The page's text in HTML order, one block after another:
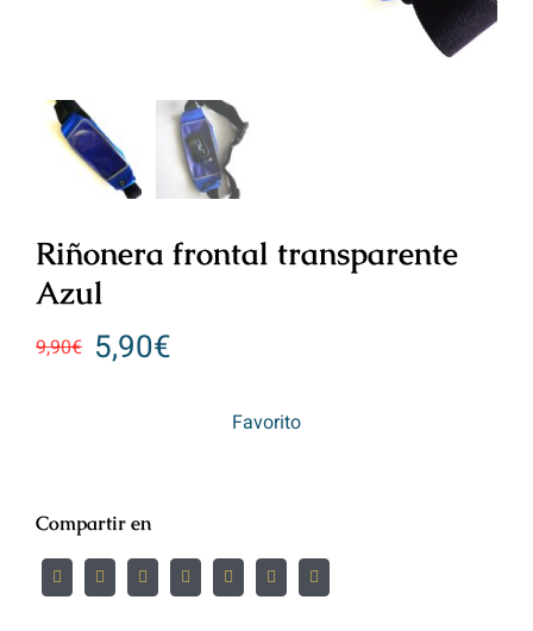
Riñonera frontal transparente
Azul
9,90€ 5,90€
Favorito
Compartir en